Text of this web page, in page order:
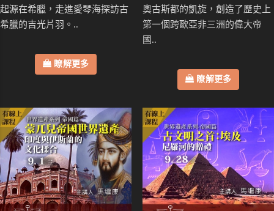
起源在希臘，走進愛琴海探訪古
希臘的吉光片羽。..
瞭解更多
奧古斯都的凱旋，創造了歷史上
第一個跨歐亞非三洲的偉大帝
國..
瞭解更多